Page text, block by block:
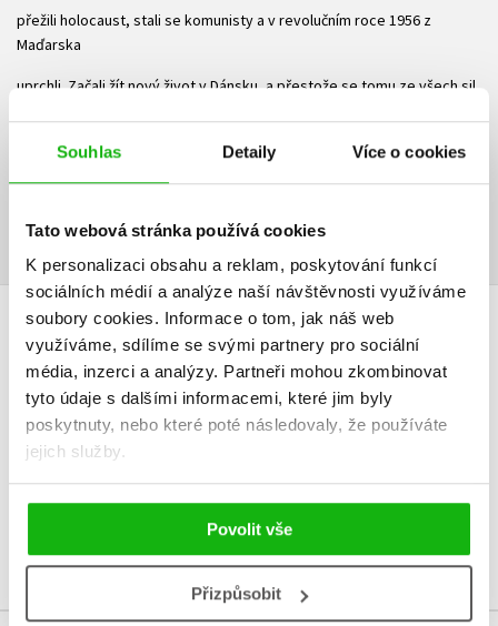
Souhlas Detaily Více o cookies
Tato webová stránka používá cookies
K personalizaci obsahu a reklam, poskytování funkcí
sociálních médií a analýze naší návštěvnosti využíváme
soubory cookies. Informace o tom, jak náš web
využíváme, sdílíme se svými partnery pro sociální
média, inzerci a analýzy. Partneři mohou zkombinovat
tyto údaje s dalšími informacemi, které jim byly
poskytnuty, nebo které poté následovaly, že používáte
jejich služby.
Povolit vše
Přizpůsobit
přežili holocaust, stali se komunisty a v revolučním roce 1956 z
Maďarska
uprchli. Začali žít nový život v Dánsku, a přestože se tomu ze všech sil
vzpomínky si našly svou cestu a znovu otevřely dávné viny a bolesti.
HODNOCENÍ ČTENÁŘŮ
V současné době nejsou vytvořena žádná uživatelská hodnocení.
Vaše hodnocení